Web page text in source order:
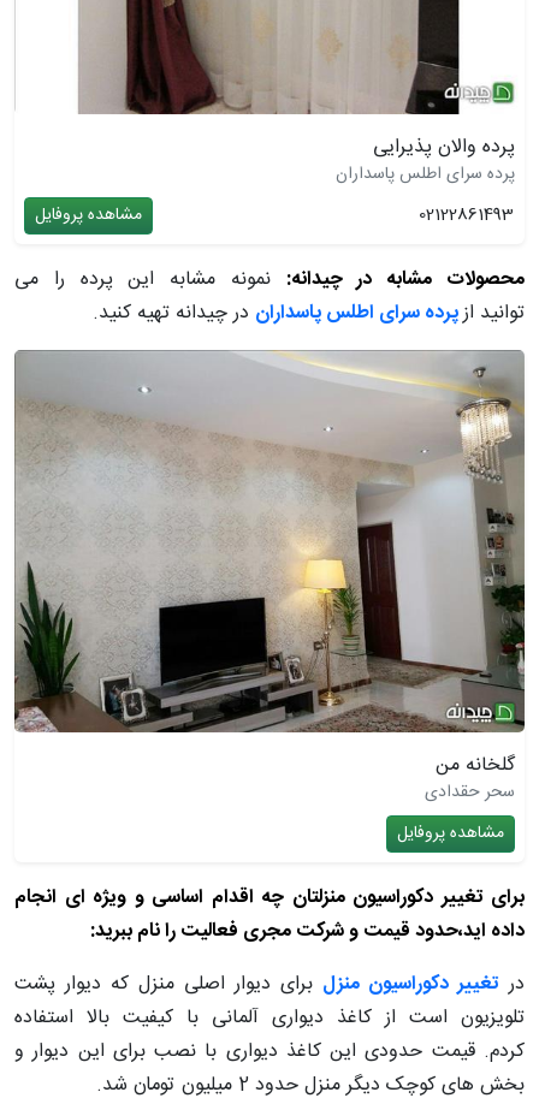
پرده والان پذیرایی
پرده سرای اطلس پاسداران
02122861493
مشاهده پروفایل
محصولات مشابه در چیدانه: نمونه مشابه این پرده را می
توانید ازپرده سرای اطلس پاسداران در چیدانه تهیه کنید.
گلخانه من
سحر حقدادی
مشاهده پروفایل
برای تغییر دکوراسیون منزلتان چه اقدام اساسی و ویژه ای انجام
داده اید،حدود قیمت و شرکت مجری فعالیت را نام ببرید:
در تغییر دکوراسیون منزل برای دیوار اصلی منزل که دیوار پشت
تلویزیون است از کاغذ دیواری آلمانی با کیفیت بالا استفاده
کردم. قیمت حدودی این کاغذ دیواری با نصب برای این دیوار و
بخش های کوچک دیگر منزل حدود 2 میلیون تومان شد.